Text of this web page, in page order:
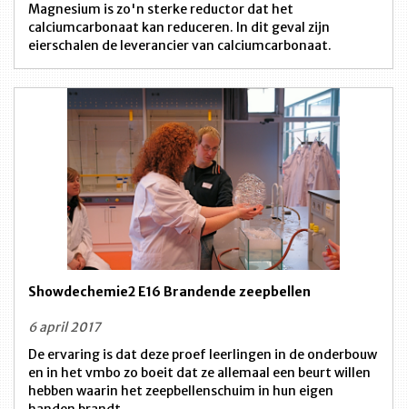
Magnesium is zo'n sterke reductor dat het
calciumcarbonaat kan reduceren. In dit geval zijn
eierschalen de leverancier van calciumcarbonaat.
Showdechemie2 E16 Brandende zeepbellen
6 april 2017
De ervaring is dat deze proef leerlingen in de onderbouw
en in het vmbo zo boeit dat ze allemaal een beurt willen
hebben waarin het zeepbellenschuim in hun eigen